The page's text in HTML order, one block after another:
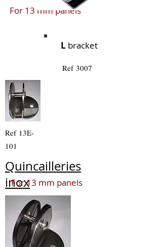
For 13 mm panels
L bracket
Ref 3007
Ref 13E-
101
Quincailleries
inox
For 13 mm panels